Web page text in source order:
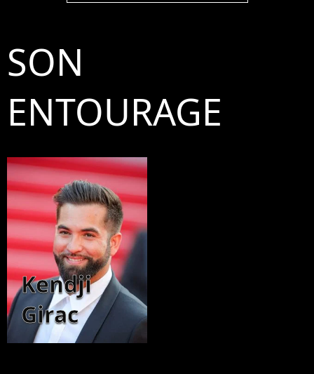
SON
ENTOURAGE
Kendji
Girac